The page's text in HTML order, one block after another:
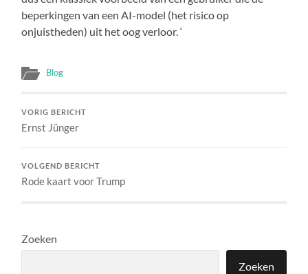
beperkingen van een AI-model (het risico op
onjuistheden) uit het oog verloor. ‘
Blog
VORIG BERICHT
Ernst Jünger
VOLGEND BERICHT
Rode kaart voor Trump
Zoeken
Zoeken